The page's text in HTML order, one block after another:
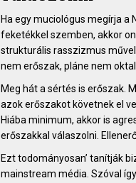
Ha egy muciológus megírja a
feketékkel szemben, akkor
strukturális rasszizmus
nem erőszak, pláne nem
Meg hát a sértés is erőszak.
azok erőszakot követnek el
Hiába minimum, akkor is
erőszakkal válaszolni.
Ezt todományosan’ tanítják
mainstream média. Szóval így